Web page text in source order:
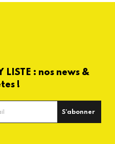
LISTE : nos news &
!
S'abonner